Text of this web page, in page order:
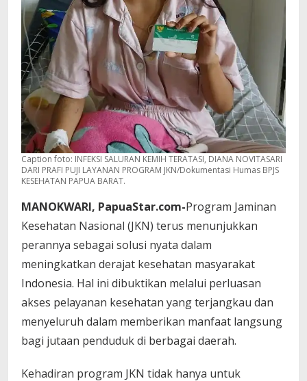
Caption foto: INFEKSI SALURAN KEMIH TERATASI, DIANA NOVITASARI
DARI PRAFI PUJI LAYANAN PROGRAM JKN/Dokumentasi Humas BPJS
KESEHATAN PAPUA BARAT.
MANOKWARI, PapuaStar.com-Program Jaminan
Kesehatan Nasional (JKN) terus menunjukkan
perannya sebagai solusi nyata dalam
meningkatkan derajat kesehatan masyarakat
Indonesia. Hal ini dibuktikan melalui perluasan
akses pelayanan kesehatan yang terjangkau dan
menyeluruh dalam memberikan manfaat langsung
bagi jutaan penduduk di berbagai daerah.
Kehadiran program JKN tidak hanya untuk